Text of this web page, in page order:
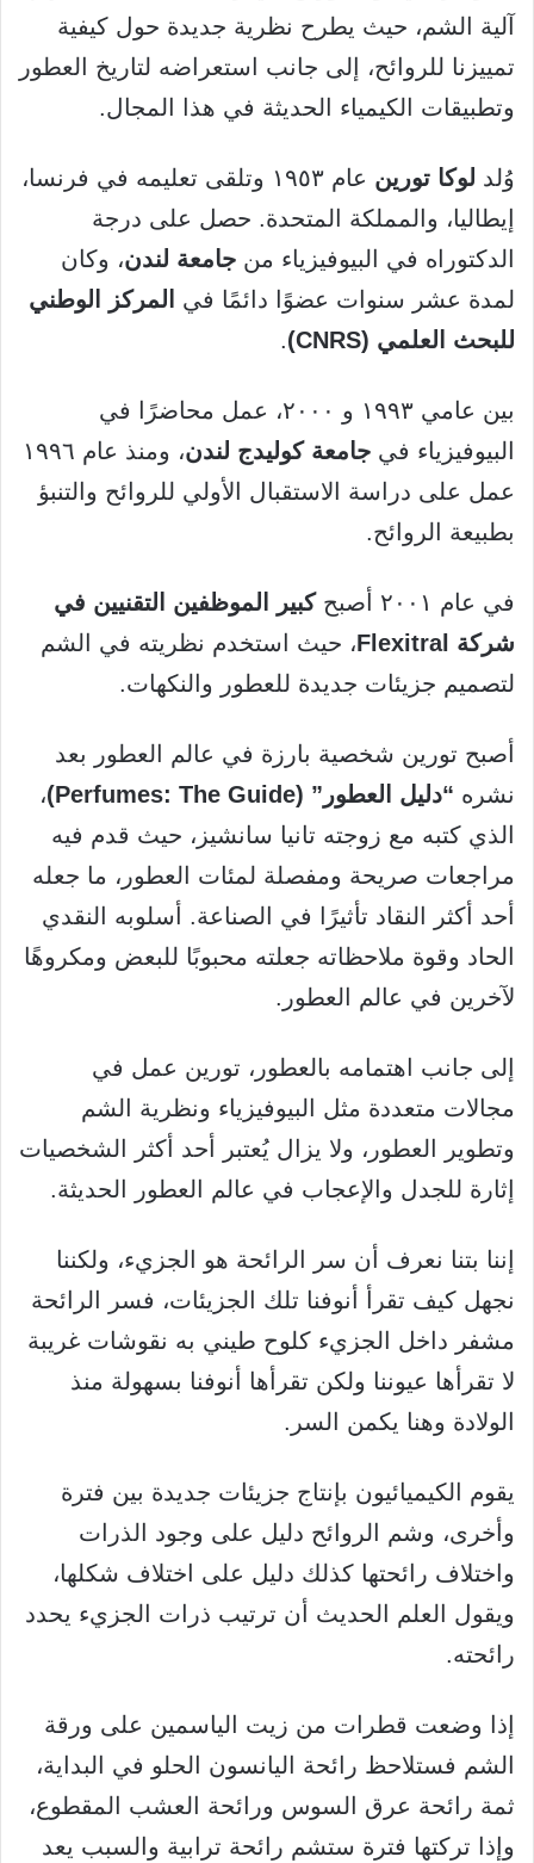
آلية الشم، حيث يطرح نظرية جديدة حول كيفية
تمييزنا للروائح، إلى جانب استعراضه لتاريخ العطور
وتطبيقات الكيمياء الحديثة في هذا المجال.
وُلد لوكا تورين
عام ١٩٥٣ وتلقى تعليمه في فرنسا،
إيطاليا، والمملكة المتحدة. حصل على درجة
الدكتوراه في البيوفيزياء من جامعة لندن، وكان
لمدة عشر سنوات عضوًا دائمًا في
المركز الوطني
للبحث العلمي (CNRS)
.
بين عامي ١٩٩٣ و ٢٠٠٠، عمل محاضرًا في
البيوفيزياء في جامعة كوليدج لندن
، ومنذ عام ١٩٩٦
عمل على دراسة الاستقبال الأولي للروائح والتنبؤ
بطبيعة الروائح.
في عام ٢٠٠١ أصبح
كبير الموظفين التقنيين في
شركة Flexitral
، حيث استخدم نظريته في الشم
لتصميم جزيئات جديدة للعطور والنكهات.
أصبح تورين شخصية بارزة في عالم العطور بعد
نشره “دليل العطور” (Perfumes: The Guide)
،
الذي كتبه مع زوجته تانيا سانشيز، حيث قدم فيه
مراجعات صريحة ومفصلة لمئات العطور، ما جعله
أحد أكثر النقاد تأثيرًا في الصناعة. أسلوبه النقدي
الحاد وقوة ملاحظاته جعلته محبوبًا للبعض ومكروهًا
لآخرين في عالم العطور.
إلى جانب اهتمامه بالعطور، تورين عمل في
مجالات متعددة مثل البيوفيزياء ونظرية الشم
وتطوير العطور، ولا يزال يُعتبر أحد أكثر الشخصيات
إثارة للجدل والإعجاب في عالم العطور الحديثة.
إننا بتنا نعرف أن سر الرائحة هو الجزيء، ولكننا
نجهل كيف تقرأ أنوفنا تلك الجزيئات، فسر الرائحة
مشفر داخل الجزيء كلوح طيني به نقوشات غريبة
لا تقرأها عيوننا ولكن تقرأها أنوفنا بسهولة منذ
الولادة وهنا يكمن السر.
يقوم الكيميائيون بإنتاج جزيئات جديدة بين فترة
وأخرى، وشم الروائح دليل على وجود الذرات
واختلاف رائحتها كذلك دليل على اختلاف شكلها،
ويقول العلم الحديث أن ترتيب ذرات الجزيء يحدد
رائحته.
إذا وضعت قطرات من زيت الياسمين على ورقة
الشم فستلاحظ رائحة اليانسون الحلو في البداية،
ثمة رائحة عرق السوس ورائحة العشب المقطوع،
وإذا تركتها فترة ستشم رائحة ترابية والسبب يعد